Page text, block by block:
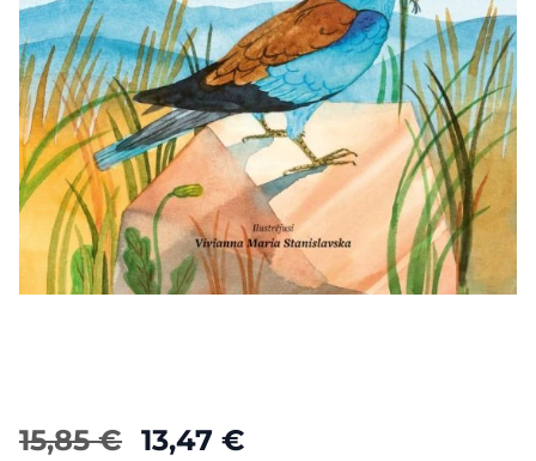
15,85 € 13,47 €